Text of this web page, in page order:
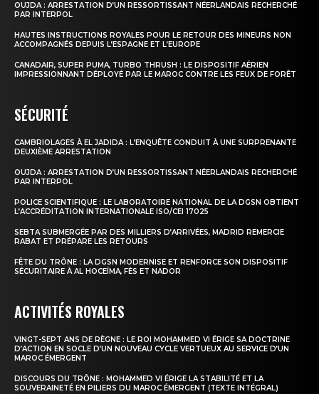
l'intelligence de
S'ABONNER MAINTENANT
OUJDA : ARRESTATION D’UN RESSORTISSANT NÉERLANDAIS RECHERCHÉ
PAR INTERPOL
HAUTES INSTRUCTIONS ROYALES POUR LE RETOUR DES MINEURS NON
ACCOMPAGNÉS DEPUIS L’ESPAGNE ET L’EUROPE
CANADAIR, SUPER PUMA, TURBO THRUSH : LE DISPOSITIF AÉRIEN
IMPRESSIONNANT DÉPLOYÉ PAR LE MAROC CONTRE LES FEUX DE FORÊT
SÉCURITÉ
CAMBRIOLAGES À EL JADIDA : L’ENQUÊTE CONDUIT À UNE SURPRENANTE
DEUXIÈME ARRESTATION
OUJDA : ARRESTATION D’UN RESSORTISSANT NÉERLANDAIS RECHERCHÉ
PAR INTERPOL
POLICE SCIENTIFIQUE : LE LABORATOIRE NATIONAL DE LA DGSN OBTIENT
L’ACCRÉDITATION INTERNATIONALE ISO/CEI 17025
SEBTA SUBMERGÉE PAR DES MILLIERS D’ARRIVÉES, MADRID REMERCIE
RABAT ET PRÉPARE LES RETOURS
FÊTE DU TRÔNE : LA DGSN MODERNISE ET RENFORCE SON DISPOSITIF
SÉCURITAIRE À AL HOCEÏMA, FÈS ET NADOR
ACTIVITÉS ROYALES
VINGT-SEPT ANS DE RÈGNE : LE ROI MOHAMMED VI ÉRIGE SA DOCTRINE
D’ACTION EN SOCLE D’UN NOUVEAU CYCLE VERTUEUX AU SERVICE D’UN
MAROC ÉMERGENT
DISCOURS DU TRÔNE : MOHAMMED VI ÉRIGE LA STABILITÉ ET LA
SOUVERAINETÉ EN PILIERS DU MAROC ÉMERGENT (TEXTE INTÉGRAL)